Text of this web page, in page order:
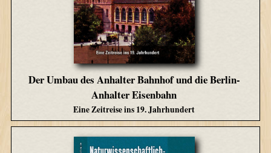
Der Umbau des Anhalter Bahnhof und die Berlin-
Anhalter Eisenbahn
Eine Zeitreise ins 19. Jahrhundert